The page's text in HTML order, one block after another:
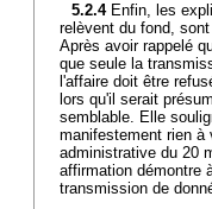
5.2.4 Enfin, les
relèvent du fond,
Après avoir rappelé
que seule la
l'affaire doit être
lors qu'il serait
semblable. Elle
manifestement rien à
administrative du 20
affirmation démontre
transmission de